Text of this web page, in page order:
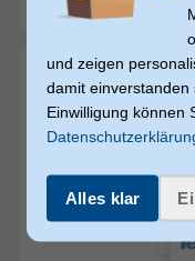
sofort versandfertig
und zeigen
damit einverstanden
Einwilligung können
Alles klar